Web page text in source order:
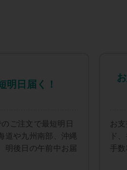
明日届く！
ご注文で最短明日
道や九州南部、沖縄
明後日の午前中お届
お
ド
手数